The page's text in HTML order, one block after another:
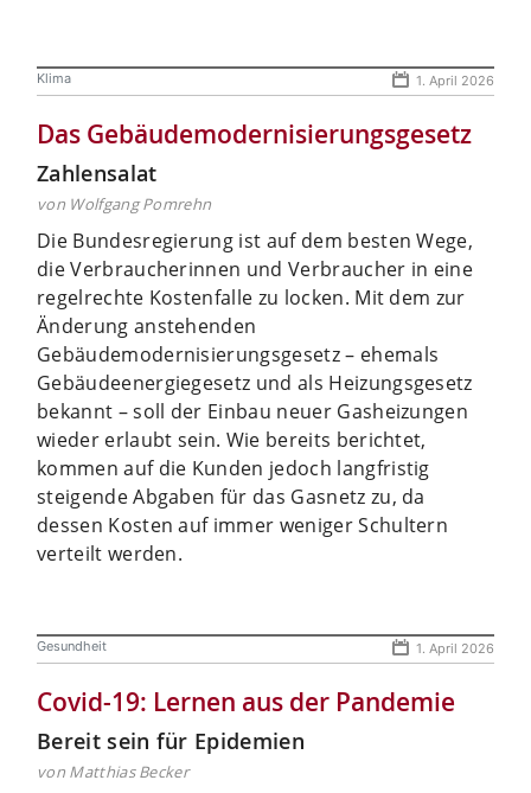
Klima 1. April 2026
Das Gebäudemodernisierungsgesetz
Zahlensalat
von Wolfgang Pomrehn
Die Bundesregierung ist auf dem besten Wege,
die Verbraucherinnen und Verbraucher in eine
regelrechte Kostenfalle zu locken. Mit dem zur
Änderung anstehenden
Gebäudemodernisierungsgesetz – ehemals
Gebäudeenergiegesetz und als Heizungsgesetz
bekannt – soll der Einbau neuer Gasheizungen
wieder erlaubt sein. Wie bereits berichtet,
kommen auf die Kunden jedoch langfristig
steigende Abgaben für das Gasnetz zu, da
dessen Kosten auf immer weniger Schultern
verteilt werden.
Gesundheit 1. April 2026
Covid-19: Lernen aus der Pandemie
Bereit sein für Epidemien
von Matthias Becker